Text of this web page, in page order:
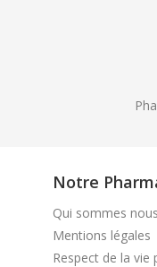
Notre
Qui sommes
Mentions légales
Respect de la vie